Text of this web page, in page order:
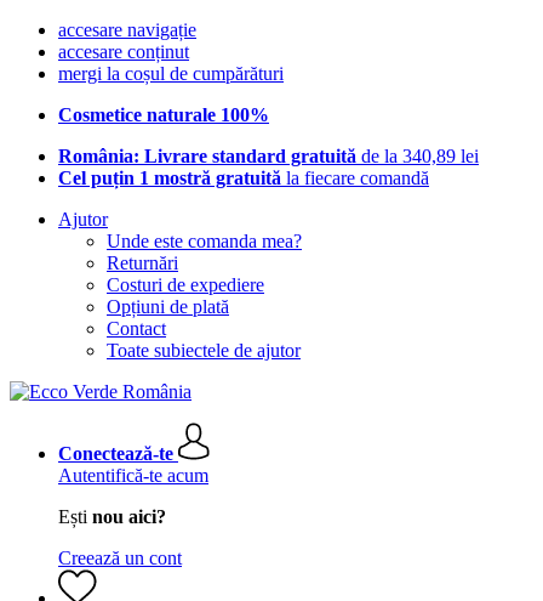
accesare navigație
accesare conținut
mergi la coșul de cumpărături
Cosmetice naturale 100%
România: Livrare standard gratuită de la 340,89 lei
Cel puțin 1 mostră gratuită la fiecare comandă
Ajutor
Unde este comanda mea?
Returnări
Costuri de expediere
Opțiuni de plată
Contact
Toate subiectele de ajutor
Conectează-te
Autentifică-te acum
Ești nou aici?
Creează un cont